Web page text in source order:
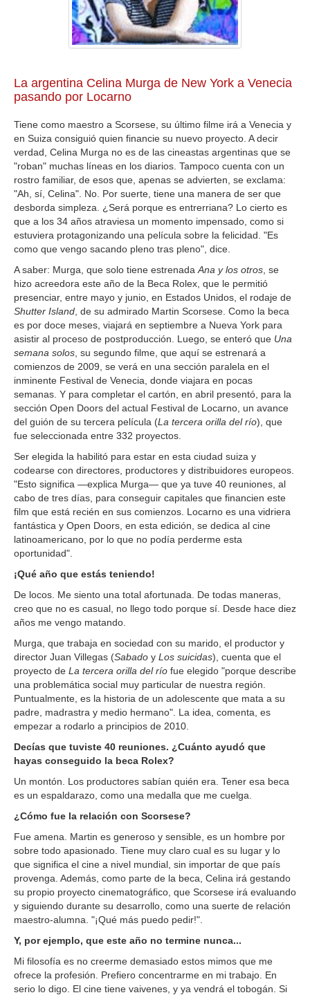
GALERIA
La argentina Celina Murga de New York a Venecia
pasando por Locarno
Tiene como maestro a Scorsese, su último filme irá a Venecia y
en Suiza consiguió quien financie su nuevo proyecto. A decir
verdad, Celina Murga no es de las cineastas argentinas que se
"roban" muchas líneas en los diarios. Tampoco cuenta con un
rostro familiar, de esos que, apenas se advierten, se exclama:
"Ah, sí, Celina". No. Por suerte, tiene una manera de ser que
desborda simpleza. ¿Será porque es entrerriana? Lo cierto es
que a los 34 años atraviesa un momento impensado, como si
estuviera protagonizando una película sobre la felicidad. "Es
como que vengo sacando pleno tras pleno", dice.
A saber: Murga, que solo tiene estrenada Ana y los otros , se
hizo acreedora este año de la Beca Rolex, que le permitió
presenciar, entre mayo y junio, en Estados Unidos, el rodaje de
Shutter Island , de su admirado Martin Scorsese. Como la beca
es por doce meses, viajará en septiembre a Nueva York para
asistir al proceso de postproducción. Luego, se enteró que Una
semana solos , su segundo filme, que aquí se estrenará a
comienzos de 2009, se verá en una sección paralela en el
inminente Festival de Venecia, donde viajara en pocas
semanas. Y para completar el cartón, en abril presentó, para la
sección Open Doors del actual Festival de Locarno, un avance
del guión de su tercera película (La tercera orilla del río), que
fue seleccionada entre 332 proyectos.
Ser elegida la habilitó para estar en esta ciudad suiza y
codearse con directores, productores y distribuidores europeos.
"Esto significa —explica Murga— que ya tuve 40 reuniones, al
cabo de tres días, para conseguir capitales que financien este
film que está recién en sus comienzos. Locarno es una vidriera
fantástica y Open Doors, en esta edición, se dedica al cine
latinoamericano, por lo que no podía perderme esta
oportunidad".
¡Qué año que estás teniendo!
De locos. Me siento una total afortunada. De todas maneras,
creo que no es casual, no llego todo porque sí. Desde hace diez
años me vengo matando.
Murga, que trabaja en sociedad con su marido, el productor y
director Juan Villegas (Sabado y Los suicidas), cuenta que el
proyecto de La tercera orilla del río fue elegido "porque describe
una problemática social muy particular de nuestra región.
Puntualmente, es la historia de un adolescente que mata a su
padre, madrastra y medio hermano". La idea, comenta, es
empezar a rodarlo a principios de 2010.
Decías que tuviste 40 reuniones. ¿Cuánto ayudó que
hayas conseguido la beca Rolex?
Un montón. Los productores sabían quién era. Tener esa beca
es un espaldarazo, como una medalla que me cuelga.
¿Cómo fue la relación con Scorsese?
Fue amena. Martin es generoso y sensible, es un hombre por
sobre todo apasionado. Tiene muy claro cual es su lugar y lo
que significa el cine a nivel mundial, sin importar de que país
provenga. Además, como parte de la beca, Celina irá gestando
su propio proyecto cinematográfico, que Scorsese irá evaluando
y siguiendo durante su desarrollo, como una suerte de relación
maestro-alumna. "¡Qué más puedo pedir!".
Y, por ejemplo, que este año no termine nunca...
Mi filosofía es no creerme demasiado estos mimos que me
ofrece la profesión. Prefiero concentrarme en mi trabajo. En
serio lo digo. El cine tiene vaivenes, y ya vendrá el tobogán. Si